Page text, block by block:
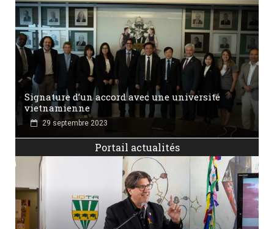
Signature d’un accord avec une université
vietnamienne
29 septembre 2023
Portail actualités